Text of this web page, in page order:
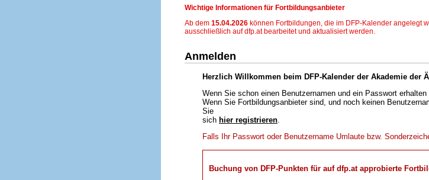
Wichtige Informationen für Fortbildungsanbieter
Ab dem 15.04.2026 können Fortbildungen, die im DFP-Kalender angelegt
ausschließlich auf dfp.at bearbeitet und aktualisiert werden.
Anmelden
Herzlich Willkommen beim DFP-Kalender der Akademie der
Wenn Sie schon einen Benutzernamen und ein Passwort
Wenn Sie Fortbildungsanbieter sind, und noch keinen
Sie
sich hier registrieren.
Falls Ihr Passwort oder Benutzername Umlaute bzw.
Buchung von DFP-Punkten für auf dfp.at approbierte